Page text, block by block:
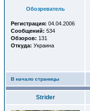
Обозреватель
Регистрация: 04.04.2006
Сообщений: 534
Обзоров: 131
Откуда: Украина
В начало страницы
Strider